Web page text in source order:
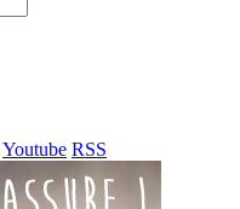
Youtube RSS